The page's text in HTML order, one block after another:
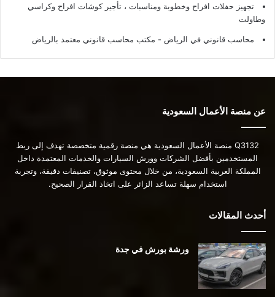
تجهيز حفلات افراح وخطوبة ومناسبات ، تأجير كوشات افراح وكراسي
وطاولت
محاسب قانوني في الرياض - مكتب محاسب قانوني معتمد بالرياض
عن منصة الأعمال السعودية
Q3132 منصة الأعمال السعودية هي منصة رقمية متخصصة تهدف إلى ربط
المستخدمين بأفضل الشركات وورش السيارات والخدمات المعتمدة داخل
المملكة العربية السعودية، من خلال محتوى موثوق، تصنيفات دقيقة، وتجربة
استخدام سهلة تساعد الزائر على اتخاذ القرار الصحيح.
أحدث المقالات
ورشة بورش في جدة